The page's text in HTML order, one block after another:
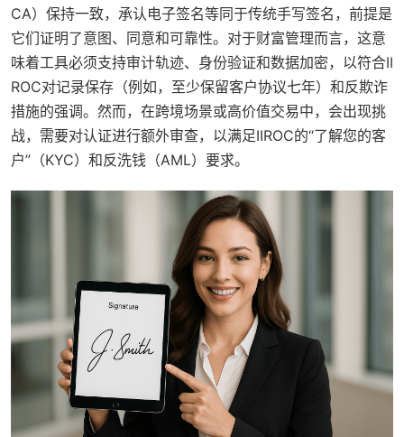
CA）保持一致，承认电子签名等同于传统手写签名，前提是
它们证明了意图、同意和可靠性。对于财富管理而言，这意
味着工具必须支持审计轨迹、身份验证和数据加密，以符合II
ROC对记录保存（例如，至少保留客户协议七年）和反欺诈
措施的强调。然而，在跨境场景或高价值交易中，会出现挑
战，需要对认证进行额外审查，以满足IIROC的“了解您的客
户”（KYC）和反洗钱（AML）要求。